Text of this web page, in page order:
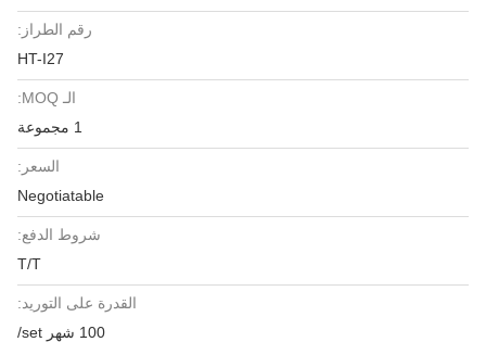
رقم الطراز:
HT-I27
الـ MOQ:
السعر:
Negotiatable
شروط الدفع:
T/T
القدرة على التوريد:
100 شهر set/